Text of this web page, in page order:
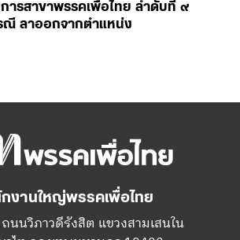
ารสาขาพรรคเพื่อไทย ลำดับที่ ๙
ณี ลาออกจากตำแหน่ง
งานใหญ่พรรคเพื่อไทย
นนวิภาวดีรังสิต แขวงสามเสนใน